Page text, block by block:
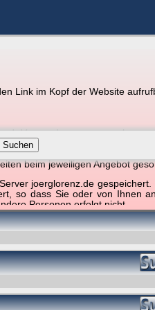
Link im Kopf der Website
Verwendung
die Nutzung besonderer
Funktionieren erforderlich sind.
beim jeweiligen Angebot
joerglorenz.de gespeichert.
so dass Sie oder von Ihnen
Personen erfolgt nicht.
der gesetzlichen
werden können,
Suchen